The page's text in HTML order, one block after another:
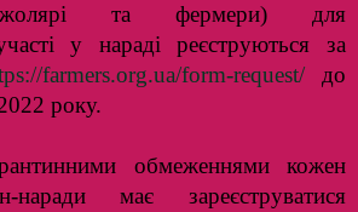
та фермери) для
у нараді реєструються за
farmers.org.ua/form-request/до
року.
обмеженнями кожен
наради має зареєструватися